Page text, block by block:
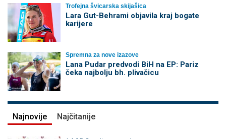
Trofejna švicarska skijašica
Lara Gut-Behrami objavila kraj bogate
karijere
Spremna za nove izazove
Lana Pudar predvodi BiH na EP: Pariz
čeka najbolju bh. plivačicu
Najnovije Najčitanije